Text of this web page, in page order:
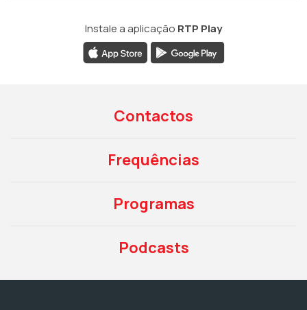
Instale a aplicação RTP Play
Contactos
Frequências
Programas
Podcasts